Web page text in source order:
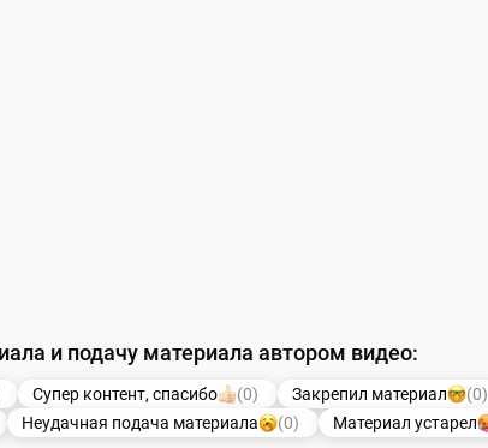
и подачу материала автором видео:
Супер контент, спасибо (0) Закрепил материал (0)
Неудачная подача материала (0) Материал устарел